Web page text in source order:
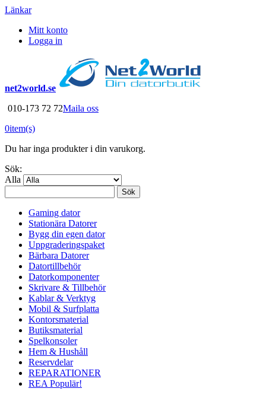
Länkar
Mitt konto
Logga in
net2world.se
010-173 72 72Maila oss
0item(s)
Du har inga produkter i din varukorg.
Sök:
Alla
Sök
Gaming dator
Stationära Datorer
Bygg din egen dator
Uppgraderingspaket
Bärbara Datorer
Datortillbehör
Datorkomponenter
Skrivare & Tillbehör
Kablar & Verktyg
Mobil & Surfplatta
Kontorsmaterial
Butiksmaterial
Spelkonsoler
Hem & Hushåll
Reservdelar
REPARATIONER
REA Populär!